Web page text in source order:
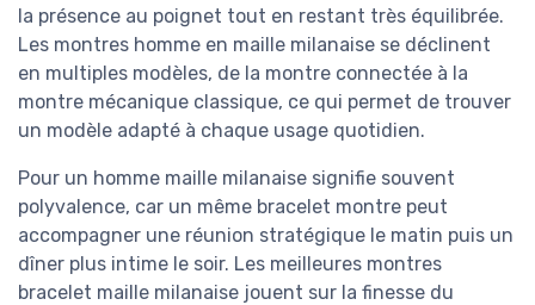
la présence au poignet tout en restant très équilibrée.
Les montres homme en maille milanaise se déclinent
en multiples modèles, de la montre connectée à la
montre mécanique classique, ce qui permet de trouver
un modèle adapté à chaque usage quotidien.
Pour un homme maille milanaise signifie souvent
polyvalence, car un même bracelet montre peut
accompagner une réunion stratégique le matin puis un
dîner plus intime le soir. Les meilleures montres
bracelet maille milanaise jouent sur la finesse du